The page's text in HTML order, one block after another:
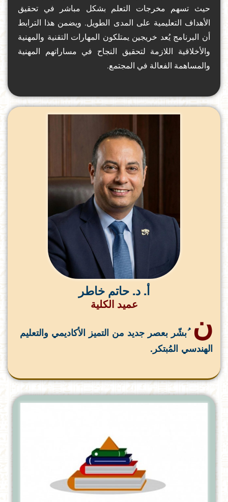
حيث تسهم مخرجات التعلم بشكل مباشر في تحقيق
الأهداف التعليمية على المدى الطويل. ويضمن هذا الترابط
أن البرنامج يُعد خريجين يمتلكون المهارات التقنية والمهنية
والأخلاقية اللازمة لتحقيق النجاح في مساراتهم المهنية
والمساهمة الفعالة في المجتمع.
أ. د. حاتم خاطر
عميد الكلية
ن
ُبشّر بعصر جديد من التميز الأكاديمي والتعليم
الهندسي المُبتكر.